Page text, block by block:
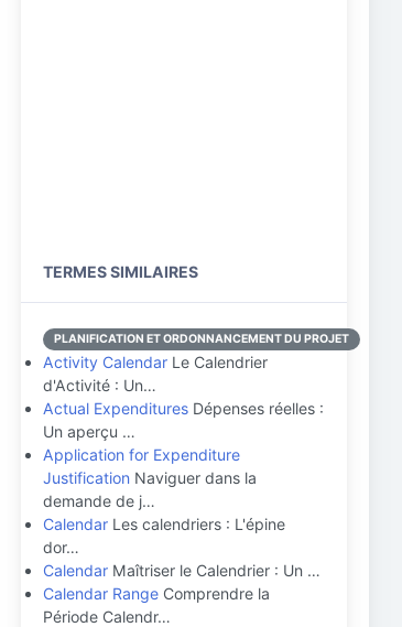
TERMES SIMILAIRES
PLANIFICATION ET ORDONNANCEMENT DU PROJET
Activity Calendar Le Calendrier
d'Activité : Un…
Actual Expenditures Dépenses réelles :
Un aperçu …
Application for Expenditure
Justification Naviguer dans la
demande de j…
Calendar Les calendriers : L'épine
dor…
Calendar Maîtriser le Calendrier : Un …
Calendar Range Comprendre la
Période Calendr…